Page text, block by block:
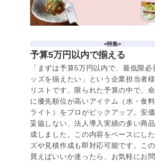
<特集>
予算5万円以内で揃える
「まずは予算5万円以内で、最低限
ッズを揃えたい」という企業担当者
リストです。限られた予算の中で、
に優先順位が高いアイテム（水・食
ライト）をプロがピックアップ。安
妥協しない、法人導入実績の多い商
成しました。この内容をベースにし
ズや見積作成も即対応可能です。こ
買えばいいか迷ったら、お気軽にお